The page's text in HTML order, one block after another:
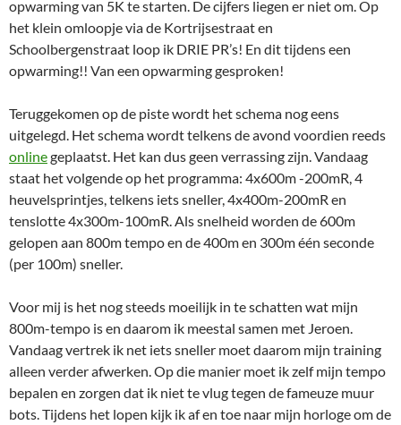
opwarming van 5K te starten. De cijfers liegen er niet om. Op
het klein omloopje via de Kortrijsestraat en
Schoolbergenstraat loop ik DRIE PR’s! En dit tijdens een
opwarming!! Van een opwarming gesproken!
Teruggekomen op de piste wordt het schema nog eens
uitgelegd. Het schema wordt telkens de avond voordien reeds
onlinegeplaatst. Het kan dus geen verrassing zijn. Vandaag
staat het volgende op het programma: 4x600m -200mR, 4
heuvelsprintjes, telkens iets sneller, 4x400m-200mR en
tenslotte 4x300m-100mR. Als snelheid worden de 600m
gelopen aan 800m tempo en de 400m en 300m één seconde
(per 100m) sneller.
Voor mij is het nog steeds moeilijk in te schatten wat mijn
800m-tempo is en daarom ik meestal samen met Jeroen.
Vandaag vertrek ik net iets sneller moet daarom mijn training
alleen verder afwerken. Op die manier moet ik zelf mijn tempo
bepalen en zorgen dat ik niet te vlug tegen de fameuze muur
bots. Tijdens het lopen kijk ik af en toe naar mijn horloge om de